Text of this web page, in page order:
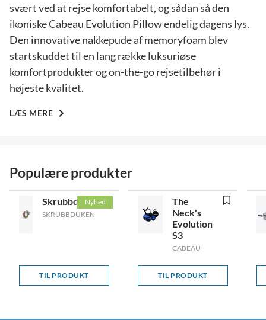
svært ved at rejse komfortabelt, og sådan så den
ikoniske Cabeau Evolution Pillow endelig dagens lys.
Den innovative nakkepude af memoryfoam blev
startskuddet til en lang række luksuriøse
komfortprodukter og on-the-go rejsetilbehør i
højeste kvalitet.
LÆS MERE
Populære produkter
Nyhed
Skrubbduken
SKRUBBDUKEN
TIL PRODUKT
The
Neck's
Evolution
S3
CABEAU
TIL PRODUKT